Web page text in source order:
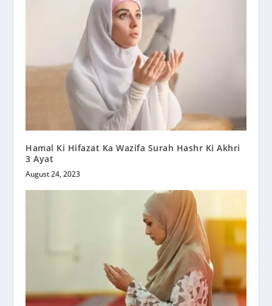
Hamal Ki Hifazat Ka Wazifa Surah Hashr Ki Akhri
3 Ayat
August 24, 2023